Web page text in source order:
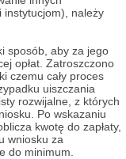
instytucjom), należy
aby za jego
opłat. Zatroszczono
czemu cały proces
uiszczania
rozwijalne, z których
Po wskazaniu
kwotę do zapłaty,
wniosku za
do minimum.